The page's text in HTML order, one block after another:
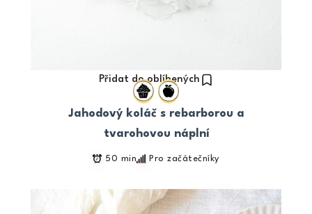
Přidat do oblíbených
Jahodový koláč s rebarborou a
tvarohovou náplní
50 min Pro začátečníky